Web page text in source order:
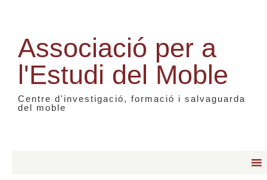
Associació per a
l'Estudi del Moble
Centre d'investigació, formació i salvaguarda
del moble